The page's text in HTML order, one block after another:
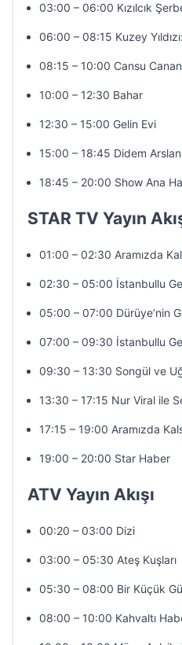
03:00 – 06:00 Kızılcık
06:00 – 08:15 Kuzey
08:15 – 10:00 Cansu
10:00 – 12:30 Bahar
12:30 – 15:00 Gelin Evi
15:00 – 18:45 Didem Arslan
18:45 – 20:00 Show Ana
STAR TV Yayın
01:00 – 02:30 Aramızda
02:30 – 05:00 İstanbullu
05:00 – 07:00 Dürüye’nin
07:00 – 09:30 İstanbullu
09:30 – 13:30 Songül ve
13:30 – 17:15 Nur Viral ile
17:15 – 19:00 Aramızda
19:00 – 20:00 Star Haber
ATV Yayın Akışı
00:20 – 03:00 Dizi
03:00 – 05:30 Ateş Kuşları
05:30 – 08:00 Bir Küçük
08:00 – 10:00 Kahvaltı